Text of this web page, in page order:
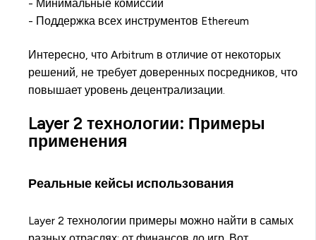
- Минимальные комиссии
- Поддержка всех инструментов Ethereum
Интересно, что Arbitrum в отличие от некоторых
решений, не требует доверенных посредников, что
повышает уровень децентрализации.
Layer 2 технологии: Примеры
применения
Реальные кейсы использования
Layer 2 технологии примеры можно найти в самых